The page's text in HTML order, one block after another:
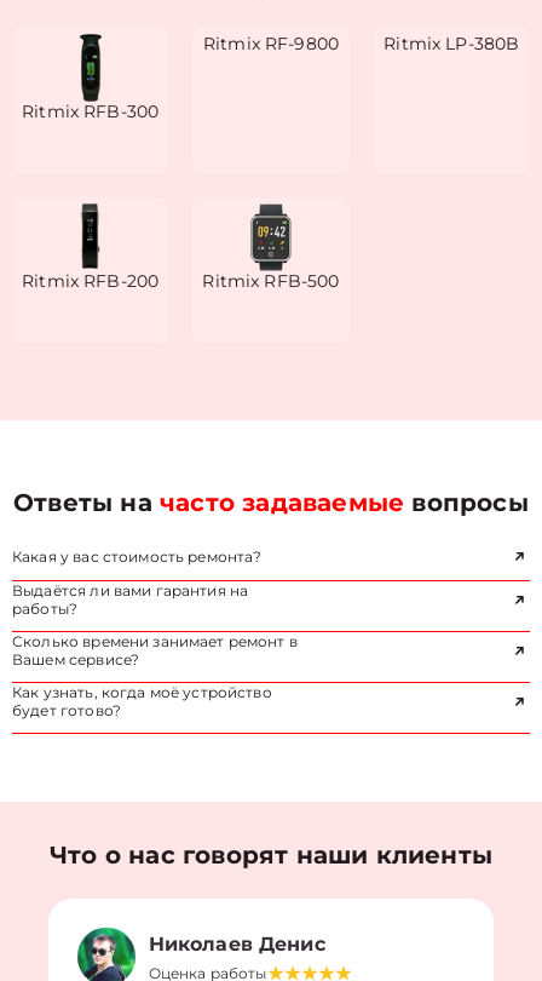
Ritmix RFB-300
Ritmix RF-9800 Ritmix LP-380B
Ritmix RFB-200 Ritmix RFB-500
Ответы начасто задаваемые вопросы
Какая у вас стоимость ремонта?
Выдаётся ли вами гарантия на
работы?
Сколько времени занимает ремонт в
Вашем сервисе?
Как узнать, когда моё устройство
будет готово?
Что о нас говорят наши клиенты
Николаев Денис
Оценка работы